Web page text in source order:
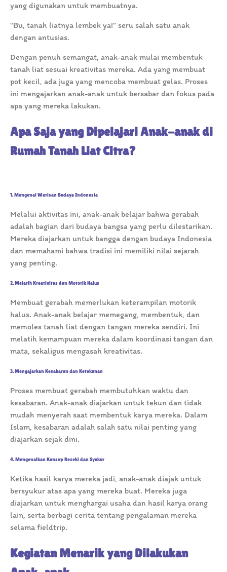
yang digunakan untuk membuatnya.
“Bu, tanah liatnya lembek ya!” seru salah satu anak
dengan antusias.
Dengan penuh semangat, anak-anak mulai membentuk
tanah liat sesuai kreativitas mereka. Ada yang membuat
pot kecil, ada juga yang mencoba membuat gelas. Proses
ini mengajarkan anak-anak untuk bersabar dan fokus pada
apa yang mereka lakukan.
Apa Saja yang Dipelajari Anak-anak di
Rumah Tanah Liat Citra?
1. Mengenal Warisan Budaya Indonesia
Melalui aktivitas ini, anak-anak belajar bahwa gerabah
adalah bagian dari budaya bangsa yang perlu dilestarikan.
Mereka diajarkan untuk bangga dengan budaya Indonesia
dan memahami bahwa tradisi ini memiliki nilai sejarah
yang penting.
2. Melatih Kreativitas dan Motorik Halus
Membuat gerabah memerlukan keterampilan motorik
halus. Anak-anak belajar memegang, membentuk, dan
memoles tanah liat dengan tangan mereka sendiri. Ini
melatih kemampuan mereka dalam koordinasi tangan dan
mata, sekaligus mengasah kreativitas.
3. Mengajarkan Kesabaran dan Ketekunan
Proses membuat gerabah membutuhkan waktu dan
kesabaran. Anak-anak diajarkan untuk tekun dan tidak
mudah menyerah saat membentuk karya mereka. Dalam
Islam, kesabaran adalah salah satu nilai penting yang
diajarkan sejak dini.
4. Mengenalkan Konsep Rezeki dan Syukur
Ketika hasil karya mereka jadi, anak-anak diajak untuk
bersyukur atas apa yang mereka buat. Mereka juga
diajarkan untuk menghargai usaha dan hasil karya orang
lain, serta berbagi cerita tentang pengalaman mereka
selama fieldtrip.
Kegiatan Menarik yang Dilakukan